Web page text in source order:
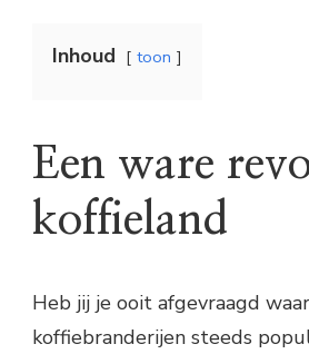
Inhoud toon
Een ware
koffieland
Heb jij je ooit afgevraagd
koffiebranderijen steeds